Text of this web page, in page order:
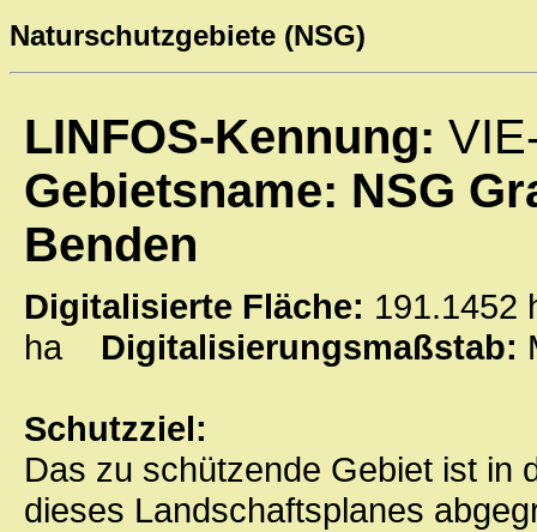
Naturschutzgebiete (NSG)
LINFOS-Kennung:
Gebietsname: NSG
Benden
Digitalisierte Fläche:
ha Digitalisierungsmaßstab:
Schutzziel:
Das zu schützende Gebiet ist in
dieses Landschaftsplanes